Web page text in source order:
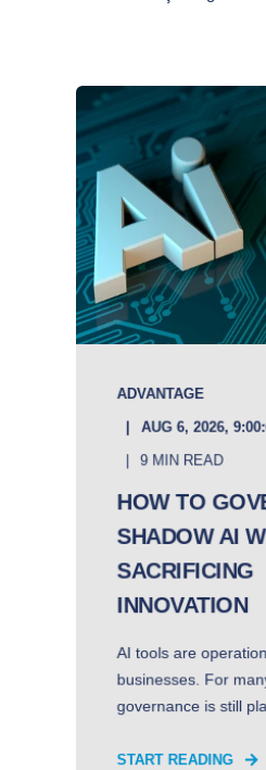
ADVANTAGE
AUG 6, 2026,
9 MIN READ
HOW TO
SHADOW AI
SACRIFICING
INNOVATION
AI tools are
businesses. For
governance is still
START READING